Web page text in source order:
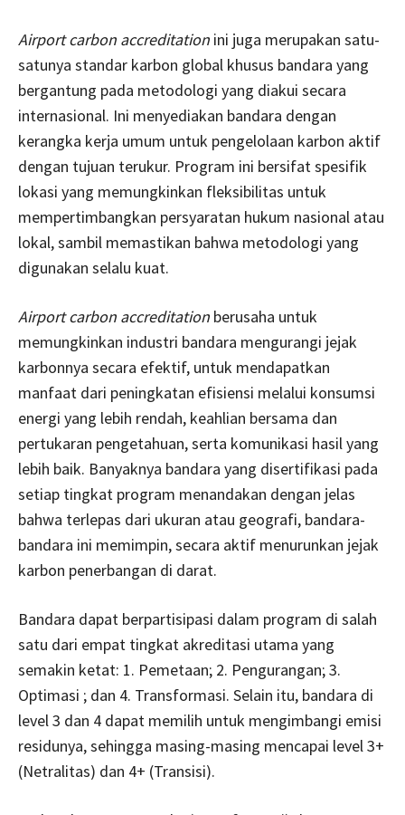
Airport carbon accreditation ini juga merupakan satu-
satunya standar karbon global khusus bandara yang
bergantung pada metodologi yang diakui secara
internasional. Ini menyediakan bandara dengan
kerangka kerja umum untuk pengelolaan karbon aktif
dengan tujuan terukur. Program ini bersifat spesifik
lokasi yang memungkinkan fleksibilitas untuk
mempertimbangkan persyaratan hukum nasional atau
lokal, sambil memastikan bahwa metodologi yang
digunakan selalu kuat.
Airport carbon accreditation berusaha untuk
memungkinkan industri bandara mengurangi jejak
karbonnya secara efektif, untuk mendapatkan
manfaat dari peningkatan efisiensi melalui konsumsi
energi yang lebih rendah, keahlian bersama dan
pertukaran pengetahuan, serta komunikasi hasil yang
lebih baik. Banyaknya bandara yang disertifikasi pada
setiap tingkat program menandakan dengan jelas
bahwa terlepas dari ukuran atau geografi, bandara-
bandara ini memimpin, secara aktif menurunkan jejak
karbon penerbangan di darat.
Bandara dapat berpartisipasi dalam program di salah
satu dari empat tingkat akreditasi utama yang
semakin ketat: 1. Pemetaan; 2. Pengurangan; 3.
Optimasi ; dan 4. Transformasi. Selain itu, bandara di
level 3 dan 4 dapat memilih untuk mengimbangi emisi
residunya, sehingga masing-masing mencapai level 3+
(Netralitas) dan 4+ (Transisi).